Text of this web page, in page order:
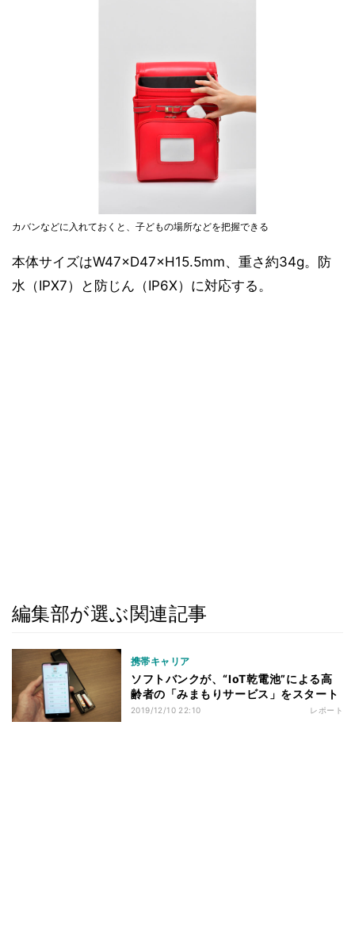
カバンなどに入れておくと、子どもの場所などを把握できる
本体サイズはW47×D47×H15.5mm、重さ約34g。防
水（IPX7）と防じん（IP6X）に対応する。
編集部が選ぶ関連記事
携帯キャリア
ソフトバンクが、“IoT乾電池”による高
齢者の「みまもりサービス」をスタート
2019/12/10 22:10 レポート